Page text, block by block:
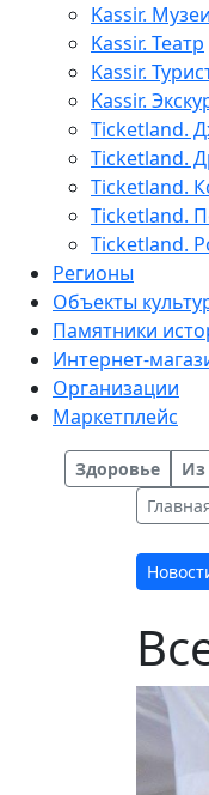
Kassir. Музеи
Kassir. Театр
Kassir.
Kassir.
Ticketland.
Ticketland.
Ticketland.
Ticketland.
Ticketland.
Регионы
Объекты
Памятники
Интернет-
Организации
Маркетплейс
Здоровье